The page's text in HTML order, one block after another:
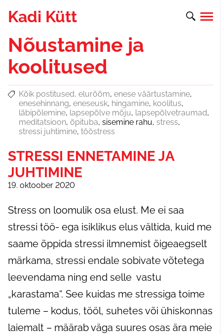
Kadi Kütt
Nõustamine ja
koolitused
Kõik postitused elurõõm enese väärtustamine
enesehinnang eneseusk hingamine koolitus
läbipõlemine lapsepõlve mõju lapsepõlvetraumad
meditatsioon õpituba sisemine rahu stress
stressi juhtimine tööstress
STRESSI ENNETAMINE JA
JUHTIMINE
19. oktoober 2020
Stress on loomulik osa elust. Me ei saa
stressi töö- ega isiklikus elus vältida, kuid me
saame õppida stressi ilmnemist õigeaegselt
märkama, stressi endale sobivate võtetega
leevendama ning end selle vastu
„karastama“. See kuidas me stressiga toime
tuleme – kodus, tööl, suhetes või ühiskonnas
laiemalt – määrab väga suures osas ära meie